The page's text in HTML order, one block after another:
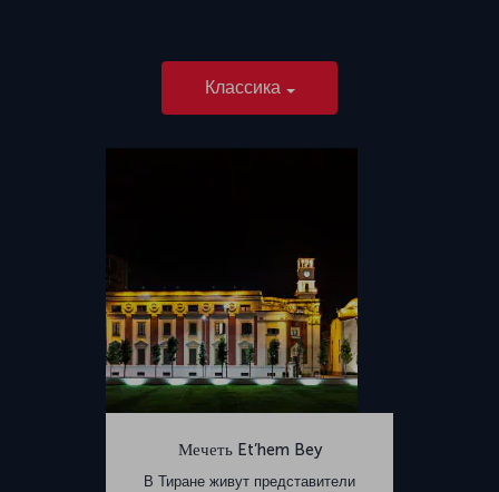
Классика
Мечеть Et’hem Bey
В Тиране живут представители